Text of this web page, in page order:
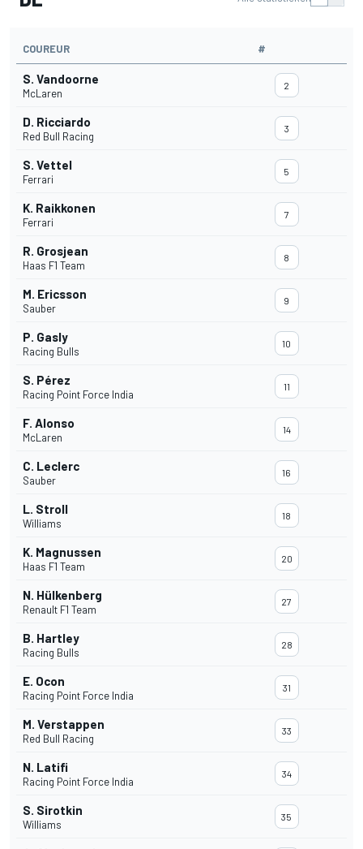
COUREUR #
S. Vandoorne
McLaren
2
D. Ricciardo
Red Bull Racing
3
S. Vettel
Ferrari
5
K. Raikkonen
Ferrari
7
R. Grosjean
Haas F1 Team
8
M. Ericsson
Sauber
9
P. Gasly
Racing Bulls
10
S. Pérez
Racing Point Force India
11
F. Alonso
McLaren
14
C. Leclerc
Sauber
16
L. Stroll
Williams
18
K. Magnussen
Haas F1 Team
20
N. Hülkenberg
Renault F1 Team
27
B. Hartley
Racing Bulls
28
E. Ocon
Racing Point Force India
31
M. Verstappen
Red Bull Racing
33
N. Latifi
Racing Point Force India
34
S. Sirotkin
Williams
35